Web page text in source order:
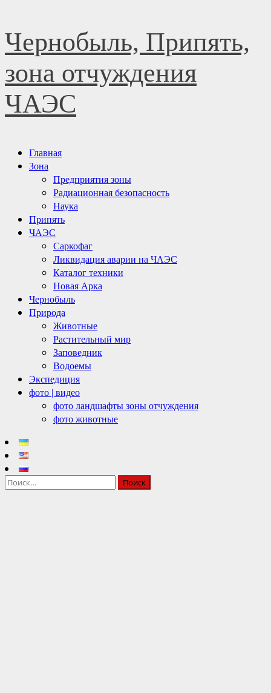
Перейти
к
содержимому
Чернобыль, Припять,
зона отчуждения
ЧАЭС
Основное
меню
Главная
Зона
Предприятия зоны
Радиационная безопасность
Наука
Припять
ЧАЭС
Саркофаг
Ликвидация аварии на ЧАЭС
Каталог техники
Новая Арка
Чернобыль
Природа
Животные
Растительный мир
Заповедник
Водоемы
Экспедиция
фото | видео
фото ландшафты зоны отчуждения
фото животные
Найти: